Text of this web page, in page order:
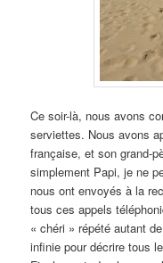
Ce soir-là, nous avons
serviettes. Nous avons
française, et son grand-
simplement Papi, je ne
nous ont envoyés à la
tous ces appels
« chéri » répété autant
infinie pour décrire tous